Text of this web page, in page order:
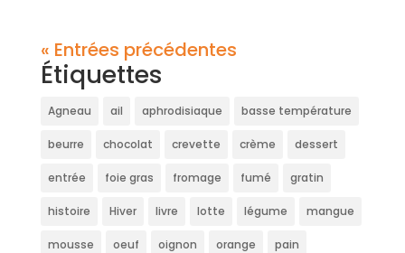
« Entrées précédentes
Étiquettes
Agneau ail aphrodisiaque basse température
beurre chocolat crevette crème dessert
entrée foie gras fromage fumé gratin
histoire Hiver livre lotte légume mangue
mousse oeuf oignon orange pain